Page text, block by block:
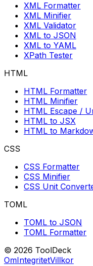
XML Formatter
XML Minifier
XML Validator
XML to JSON
XML to YAML
XPath Tester
HTML
HTML Formatter
HTML Minifier
HTML Escape /
HTML to JSX
HTML to
CSS
CSS Formatter
CSS Minifier
CSS Unit
TOML
TOML to JSON
TOML Formatter
© 2026 ToolDeck
OmIntegritetVillkor